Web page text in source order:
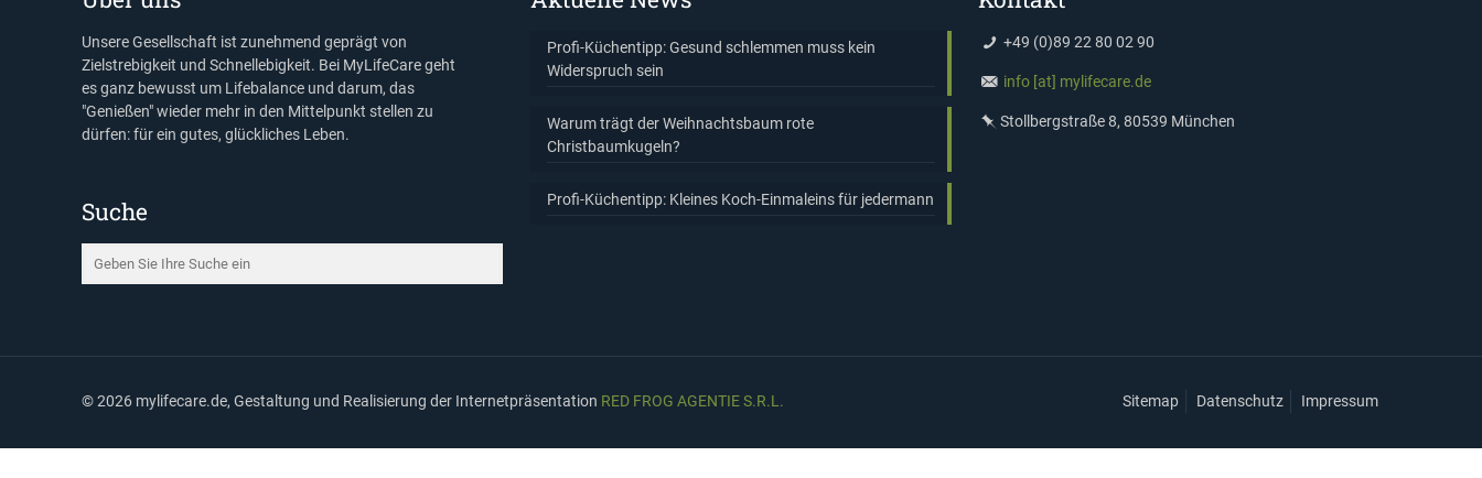
Unsere Gesellschaft ist zunehmend geprägt von
Zielstrebigkeit und Schnellebigkeit. Bei MyLifeCare geht
es ganz bewusst um Lifebalance und darum, das
"Genießen" wieder mehr in den Mittelpunkt stellen zu
dürfen: für ein gutes, glückliches Leben.
Suche
Profi-Küchentipp: Gesund schlemmen muss kein
Widerspruch sein
Warum trägt der Weihnachtsbaum rote
Christbaumkugeln?
Profi-Küchentipp: Kleines Koch-Einmaleins für jedermann
+49 (0)89 22 80 02 90
info [at] mylifecare.de
Stollbergstraße 8, 80539 München
©2026 mylifecare.de, Gestaltung und Realisierung der Internetpräsentation RED FROG AGENTIE S.R.L. Sitemap Datenschutz Impressum